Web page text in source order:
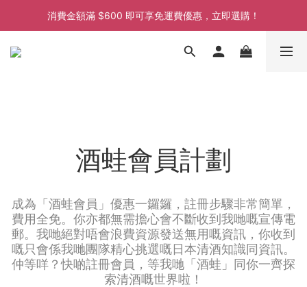
消費金額滿 $600 即可享免運費優惠，立即選購！
消費金額滿 $600 即可享免運費優惠，立即選購！
消費金額滿 $600 即可享免運費優惠，立即選購！
酒蛙會員計劃
成為「酒蛙會員」優惠一鑼鑼，註冊步驟非常簡單，
費用全免。你亦都無需擔心會不斷收到我哋嘅宣傳電
郵。我哋絕對唔會浪費資源發送無用嘅資訊，你收到
嘅只會係我哋團隊精心挑選嘅日本清酒知識同資訊。
仲等咩？快啲註冊會員，等我哋「酒蛙」同你一齊探
索清酒嘅世界啦！